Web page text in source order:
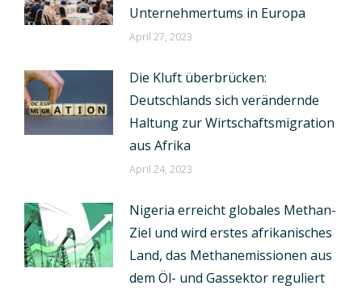
Unternehmertums in Europa
April 27, 2023
Die Kluft überbrücken:
Deutschlands sich verändernde
Haltung zur Wirtschaftsmigration
aus Afrika
April 24, 2023
Nigeria erreicht globales Methan-
Ziel und wird erstes afrikanisches
Land, das Methanemissionen aus
dem Öl- und Gassektor reguliert